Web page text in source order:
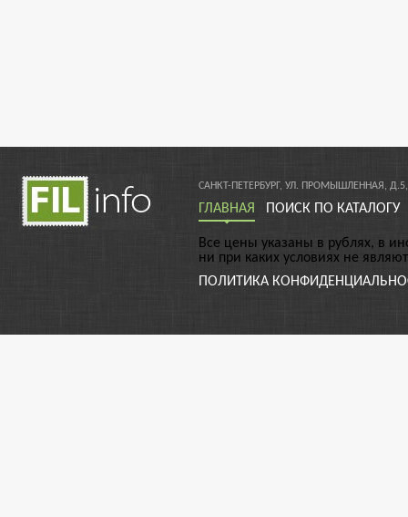
САНКТ-ПЕТЕРБУРГ, УЛ. ПРОМЫШЛЕННАЯ,
ГЛАВНАЯ ПОИСК ПО КАТАЛОГУ
Все цены указаны в рублях, в
ни при каких условиях не
ПОЛИТИКА